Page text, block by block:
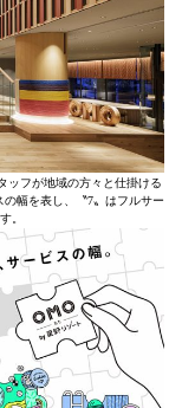
ッフが地域の方々と仕掛ける
幅を表し、〝7〟はフルサー
。